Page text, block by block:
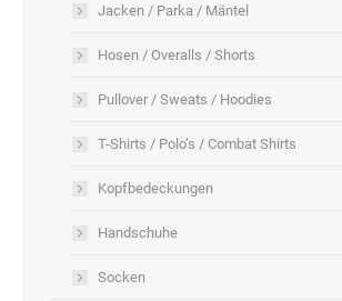
Jacken / Parka / Mäntel
Hosen / Overalls / Shorts
Pullover / Sweats / Hoodies
T-Shirts / Polo’s / Combat Shirts
Kopfbedeckungen
Handschuhe
Socken